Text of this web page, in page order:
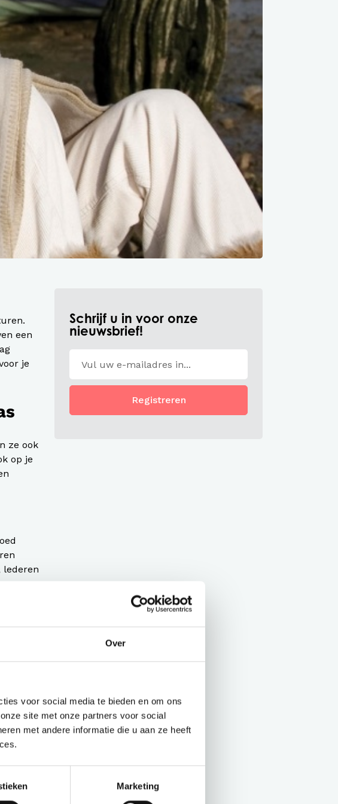
Over
voor social media te bieden en om ons
site met onze partners voor social
met andere informatie die u aan ze heeft
Marketing
een
je
ze ook
op je
lederen
Schrijf u in voor onze
nieuwsbrief!
Registreren